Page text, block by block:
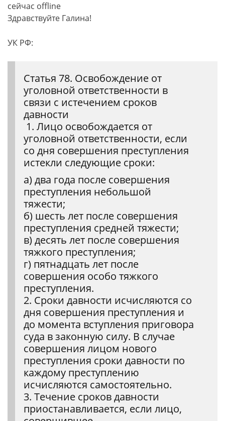
сейчас offline
Здравствуйте Галина!
УК РФ:
Статья 78. Освобождение от
уголовной ответственности в
связи с истечением сроков
давности
1. Лицо освобождается от
уголовной ответственности, если
со дня совершения преступления
истекли следующие сроки:
а) два года после совершения
преступления небольшой
тяжести;
б) шесть лет после совершения
преступления средней тяжести;
в) десять лет после совершения
тяжкого преступления;
г) пятнадцать лет после
совершения особо тяжкого
преступления.
2. Сроки давности исчисляются со
дня совершения преступления и
до момента вступления приговора
суда в законную силу. В случае
совершения лицом нового
преступления сроки давности по
каждому преступлению
исчисляются самостоятельно.
3. Течение сроков давности
приостанавливается, если лицо,